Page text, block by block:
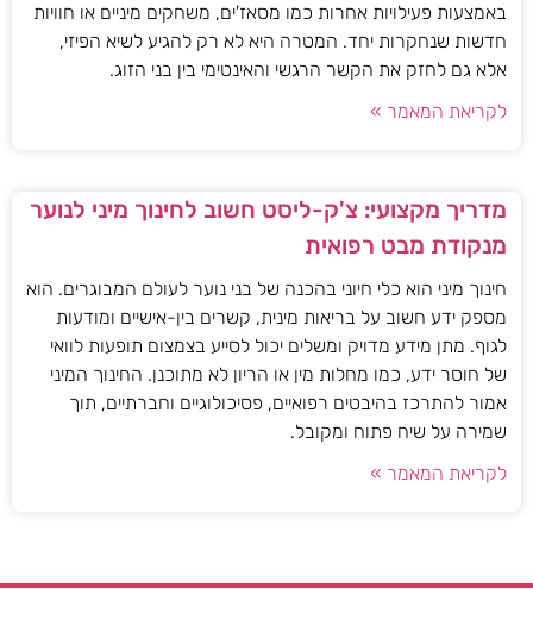
באמצעות פעילויות אחרות כמו מסאז'ים, משחקים מיניים או חוויות
חדשות שנחקרות יחד. המטרה היא לא רק להגיע לשיא הפיזי,
אלא גם לחזק את הקשר הרגשי והאינטימי בין בני הזוג.
לקריאת המאמר »
מדריך מקצועי: צ'ק-ליסט חשוב לחינוך מיני לנוער
מנקודת מבט רפואית
חינוך מיני הוא כלי חיוני בהכנה של בני נוער לעולם המבוגרים. הוא
מספק ידע חשוב על בריאות מינית, קשרים בין-אישיים ומודעות
לגוף. מתן מידע מדויק ומשלים יכול לסייע בצמצום תופעות לוואי
של חוסר ידע, כמו מחלות מין או הריון לא מתוכנן. החינוך המיני
אמור להתרכז בהיבטים רפואיים, פסיכולוגיים וחברתיים, תוך
שמירה על שיח פתוח ומקובל.
לקריאת המאמר »